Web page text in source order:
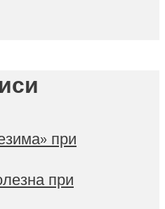
при
при